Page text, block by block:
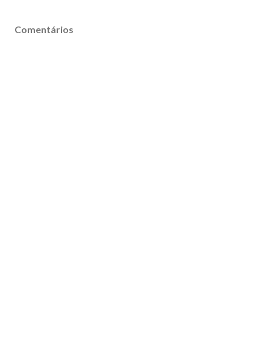
Comentários